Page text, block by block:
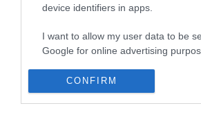
device identifiers in apps.
I want to allow my user data to be
Google for online advertising
I want to allow Google to send me
personalized advertising.
CONFIRM